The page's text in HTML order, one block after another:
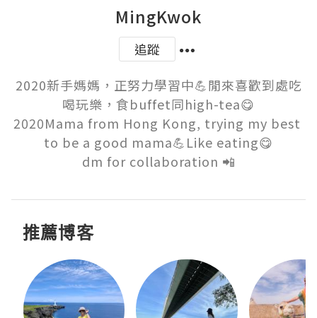
MingKwok
追蹤
2020新手媽媽，正努力學習中💪閒來喜歡到處吃
喝玩樂，食buffet同high-tea😋
2020Mama from Hong Kong, trying my best
to be a good mama💪Like eating😋
dm for collaboration 📲
推薦博客